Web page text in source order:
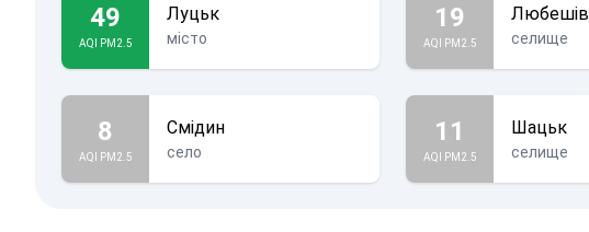
49
AQI PM2.5
Луцьк
місто
19
AQI PM2.5
Любешів
селище
8
AQI PM2.5
Смідин
село
11
AQI PM2.5
Шацьк
селище